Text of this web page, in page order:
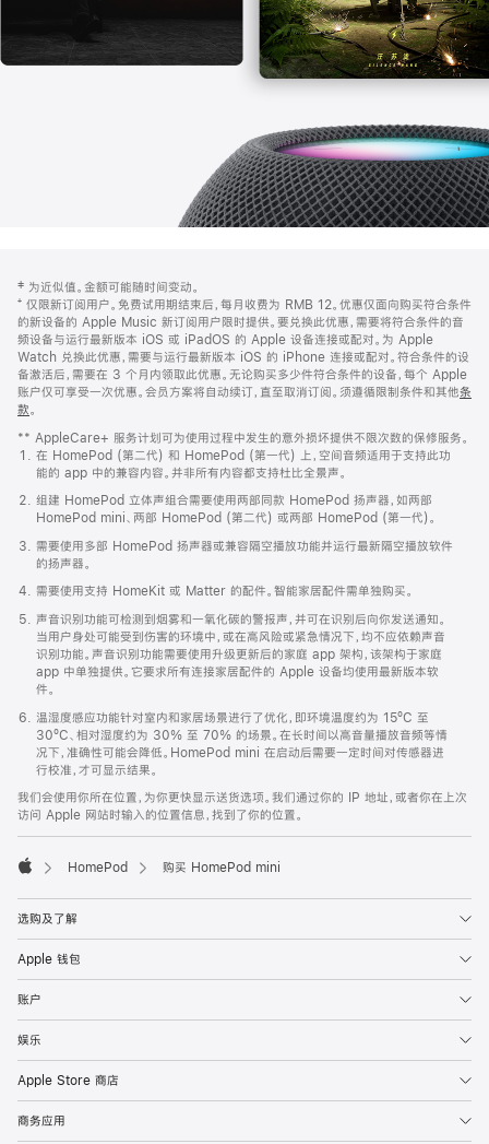
页
页
脚
注
‡ 为近似值。金额可能随时间变动。
⁺ 仅限新订阅用户。免费试用期结束后，每月收费为 RMB 12。优惠仅面向购买符合条件
的新设备的 Apple Music 新订阅用户限时提供。要兑换此优惠，需要将符合条件的音
频设备与运行最新版本 iOS 或 iPadOS 的 Apple 设备连接或配对。为 Apple
Watch 兑换此优惠，需要与运行最新版本 iOS 的 iPhone 连接或配对。符合条件的设
备激活后，需要在 3 个月内领取此优惠。无论购买多少件符合条件的设备，每个 Apple
账户仅可享受一次优惠。会员方案将自动续订，直至取消订阅。须遵循限制条件和其他条
款。
窗
口
中
打
开)
** AppleCare+ 服务计划可为使用过程中发生的意外损坏提供不限次数的保修服务。
在 HomePod (第二代) 和 HomePod (第一代) 上，空间音频适用于支持此功
能的 app 中的兼容内容。并非所有内容都支持杜比全景声。
组建 HomePod 立体声组合需要使用两部同款 HomePod 扬声器，如两部
HomePod mini、两部 HomePod (第二代) 或两部 HomePod (第一代)。
需要使用多部 HomePod 扬声器或兼容隔空播放功能并运行最新隔空播放软件
的扬声器。
需要使用支持 HomeKit 或 Matter 的配件。智能家居配件需单独购买。
声音识别功能可检测到烟雾和一氧化碳的警报声，并可在识别后向你发送通知。
当用户身处可能受到伤害的环境中，或在高风险或紧急情况下，均不应依赖声音
识别功能。声音识别功能需要使用升级更新后的家庭 app 架构，该架构于家庭
app 中单独提供。它要求所有连接家居配件的 Apple 设备均使用最新版本软
件。
温湿度感应功能针对室内和家居场景进行了优化，即环境温度约为 15ºC 至
30ºC、相对湿度约为 30% 至 70% 的场景。在长时间以高音量播放音频等情
况下，准确性可能会降低。HomePod mini 在启动后需要一定时间对传感器进
行校准，才可显示结果。
我们会使用你所在位置，为你更快显示送货选项。我们通过你的 IP 地址，或者你在上次
访问 Apple 网站时输入的位置信息，找到了你的位置。
HomePod 购买 HomePod mini
选购及了解
Apple 钱包
账户
娱乐
Apple Store 商店
商务应用